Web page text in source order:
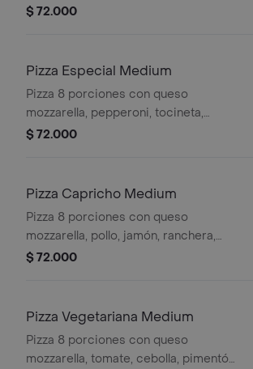
tocineta, pollo, pimentón, cebolla y
$ 72.000
Pizza Especial Medium
Pizza 8 porciones con queso
mozzarella, pepperoni, tocineta,
champiñón, espinaca, parmesano y
$ 72.000
Pizza Capricho Medium
Pizza 8 porciones con queso
mozzarella, pollo, jamón, ranchera,
cebolla caramelizada y salsa de la
$ 72.000
Pizza Vegetariana Medium
Pizza 8 porciones con queso
mozzarella, tomate, cebolla, pimentón,